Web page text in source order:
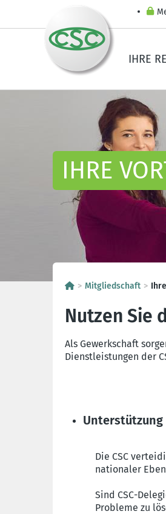
IHRE
IHRE
Mitgliedschaft
Nutzen Sie
Als Gewerkschaft
Dienstleistungen der
Die CSC
nationaler
Sind CSC-
Probleme zu